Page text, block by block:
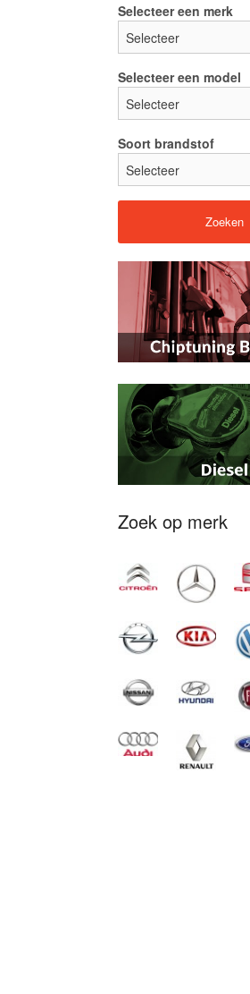
Selecteer een merk
Selecteer een model
Soort brandstof
Zoek op merk